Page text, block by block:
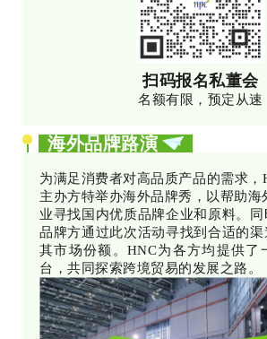
扫码报名私董会
名额有限，预定从速
海外品牌路演
为满足消费者对高品质产品的需求，
主办方特举办海外品牌秀，以帮助海
业寻找国内优质品牌企业和原料。
品牌方通过此次活动寻找到合适的渠
其市场份额。HNC为各方均提供了
台，共同探索跨境贸易的发展之路。